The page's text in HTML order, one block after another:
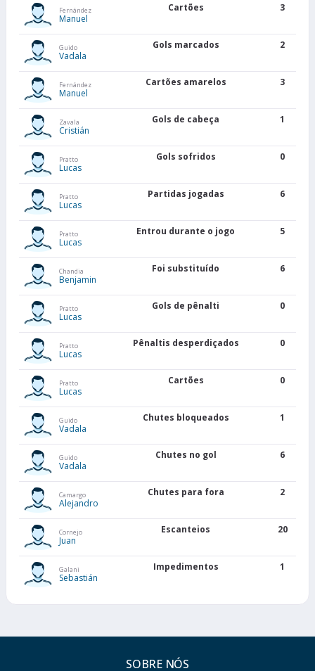
Fernández
Manuel
Cartões 3
Guido
Vadala
Gols marcados 2
Fernández
Manuel
Cartões amarelos 3
Zavala
Cristián
Gols de cabeça 1
Pratto
Lucas
Gols sofridos 0
Pratto
Lucas
Partidas jogadas 6
Pratto
Lucas
Entrou durante o jogo 5
Chandia
Benjamin
Foi substituído 6
Pratto
Lucas
Gols de pênalti 0
Pratto
Lucas
Pênaltis desperdiçados 0
Pratto
Lucas
Cartões 0
Guido
Vadala
Chutes bloqueados 1
Guido
Vadala
Chutes no gol 6
Camargo
Alejandro
Chutes para fora 2
Cornejo
Juan
Escanteios 20
Galani
Sebastián
Impedimentos 1
SOBRE NÓS